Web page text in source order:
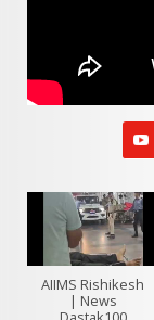
AIIMS Rishikesh
| News